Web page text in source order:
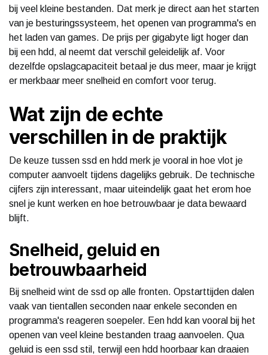
bij veel kleine bestanden. Dat merk je direct aan het starten
van je besturingssysteem, het openen van programma's en
het laden van games. De prijs per gigabyte ligt hoger dan
bij een hdd, al neemt dat verschil geleidelijk af. Voor
dezelfde opslagcapaciteit betaal je dus meer, maar je krijgt
er merkbaar meer snelheid en comfort voor terug.
Wat zijn de echte
verschillen in de praktijk
De keuze tussen ssd en hdd merk je vooral in hoe vlot je
computer aanvoelt tijdens dagelijks gebruik. De technische
cijfers zijn interessant, maar uiteindelijk gaat het erom hoe
snel je kunt werken en hoe betrouwbaar je data bewaard
blijft.
Snelheid, geluid en
betrouwbaarheid
Bij snelheid wint de ssd op alle fronten. Opstarttijden dalen
vaak van tientallen seconden naar enkele seconden en
programma's reageren soepeler. Een hdd kan vooral bij het
openen van veel kleine bestanden traag aanvoelen. Qua
geluid is een ssd stil, terwijl een hdd hoorbaar kan draaien